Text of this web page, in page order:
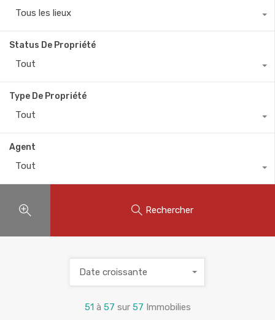
Tous les lieux
Status De Propriété
Tout
Type De Propriété
Tout
Agent
Tout
Rechercher
51 à 57 sur 57 Immobilies
Date croissante